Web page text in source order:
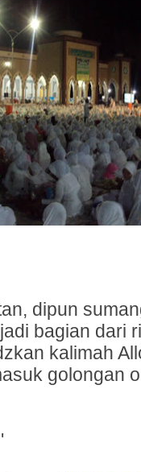
dipun
bagian dari
kalimah
golongan